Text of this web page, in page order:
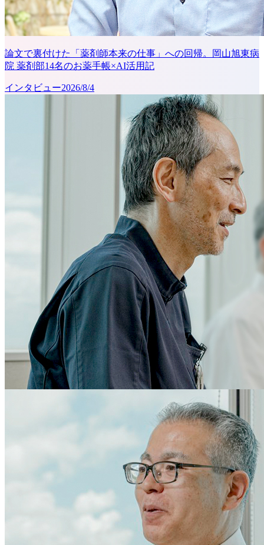
論文で裏付けた「薬剤師本来の仕事」への回帰。岡山旭東病
院 薬剤部14名のお薬手帳×AI活用記
インタビュー2026/8/4